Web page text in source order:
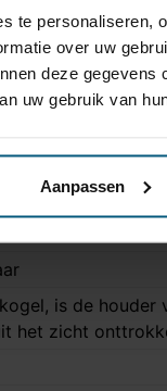
te personaliseren,
over uw
deze
uw gebruik van
Aanpassen
bijpassende
is de houder
het zicht